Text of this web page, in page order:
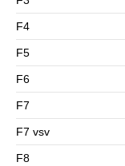
F4
F5
F6
F7
F7 vsv
F8